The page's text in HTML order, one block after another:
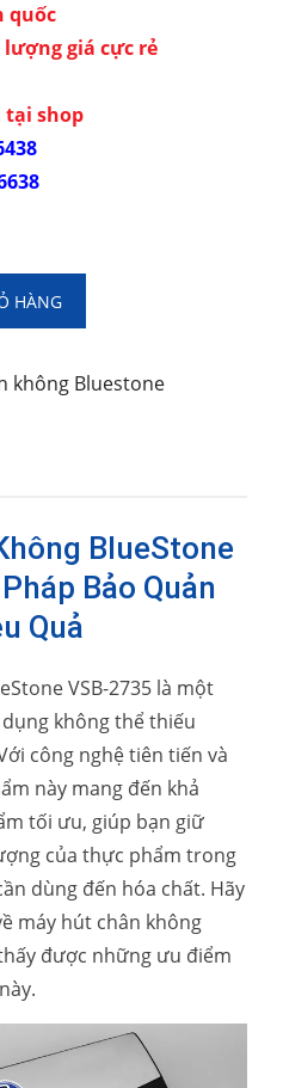
quốc
lượng giá cực rẻ
tại shop
HÀNG
không Bluestone
BlueStone
Bảo Quản
Quả
VSB-2735 là một
không thể thiếu
công nghệ tiên tiến và
này mang đến khả
tối ưu, giúp bạn giữ
của thực phẩm trong
dùng đến hóa chất. Hãy
máy hút chân không
được những ưu điểm